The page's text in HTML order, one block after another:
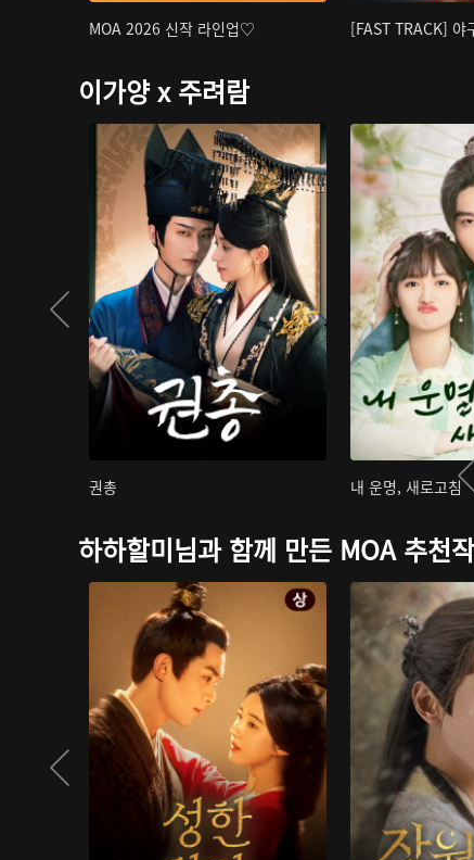
MOA 2026 신작 라인업♡ [FAST TRACK] 야
이가양 x 주려람
권총 내 운명, 새로고침
하하할미님과 함께 만든 MOA 추천작